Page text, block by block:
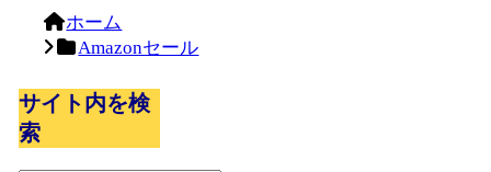
ホーム
Amazonセール
サイト内を検
索